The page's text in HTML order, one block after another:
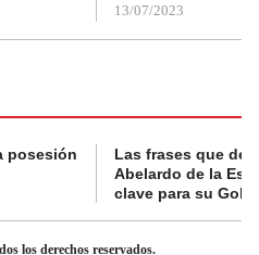
13/07/2023
posesión
Las frases que
Abelardo de la
clave para su
los derechos reservados.